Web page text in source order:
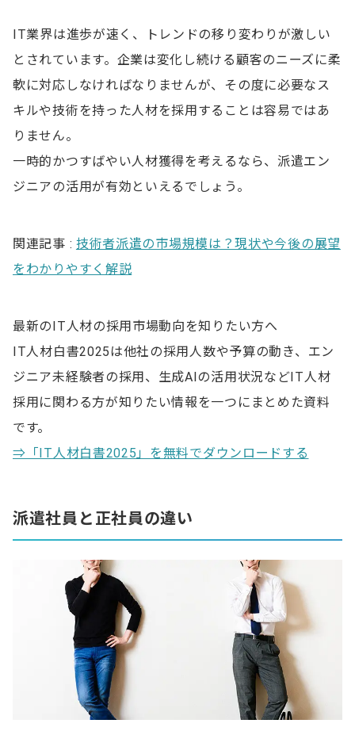
IT業界は進歩が速く、トレンドの移り変わりが激しい
とされています。企業は変化し続ける顧客のニーズに柔
軟に対応しなければなりませんが、その度に必要なス
キルや技術を持った人材を採用することは容易ではあ
りません。
一時的かつすばやい人材獲得を考えるなら、派遣エン
ジニアの活用が有効といえるでしょう。
関連記事 : 技術者派遣の市場規模は？現状や今後の展望
をわかりやすく解説
最新のIT人材の採用市場動向を知りたい方へ
IT人材白書2025は他社の採用人数や予算の動き、エン
ジニア未経験者の採用、生成AIの活用状況などIT人材
採用に関わる方が知りたい情報を一つにまとめた資料
です。
⇒「IT人材白書2025」を無料でダウンロードする
派遣社員と正社員の違い